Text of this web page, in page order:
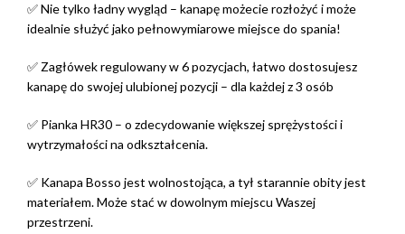
✅ Nie tylko ładny wygląd – kanapę możecie rozłożyć i może
idealnie służyć jako pełnowymiarowe miejsce do spania!
✅ Zagłówek regulowany w 6 pozycjach, łatwo dostosujesz
kanapę do swojej ulubionej pozycji – dla każdej z 3 osób
✅ Pianka HR30 – o zdecydowanie większej sprężystości i
wytrzymałości na odkształcenia.
✅ Kanapa Bosso jest wolnostojąca, a tył starannie obity jest
materiałem. Może stać w dowolnym miejscu Waszej
przestrzeni.